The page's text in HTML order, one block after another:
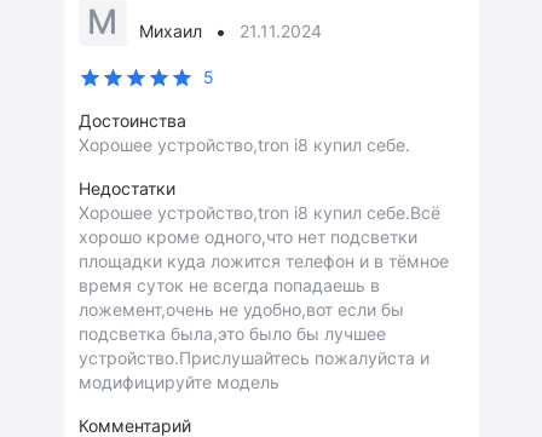
М Михаил • 21.11.2024
5
Достоинства
Хорошее устройство,tron i8 купил себе.
Недостатки
Хорошее устройство,tron i8 купил себе.Всё
хорошо кроме одного,что нет подсветки
площадки куда ложится телефон и в тёмное
время суток не всегда попадаешь в
ложемент,очень не удобно,вот если бы
подсветка была,это было бы лучшее
устройство.Прислушайтесь пожалуйста и
модифицируйте модель
Комментарий